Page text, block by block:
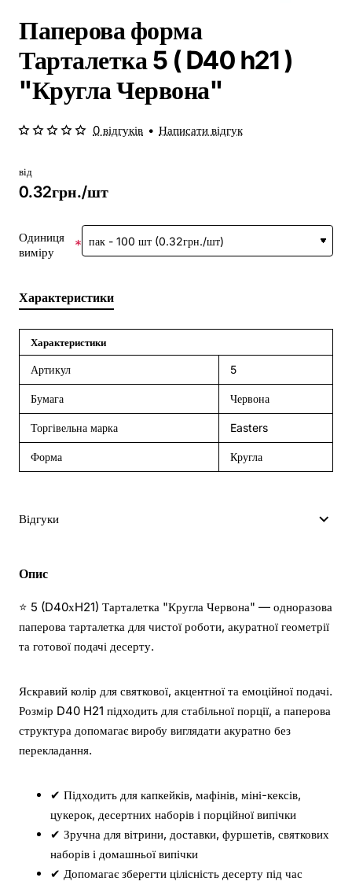
Паперова форма
Тарталетка 5 ( D40 h21 )
"Кругла Червона"
0 відгуків • Написати відгук
від
0.32грн./шт
Одиниця
виміру
Характеристики
Характеристики
Артикул 5
Бумага Червона
Торгівельна марка Easters
Форма Кругла
Відгуки
Опис
⭐ 5 (D40хH21) Тарталетка "Кругла Червона" — одноразова
паперова тарталетка для чистої роботи, акуратної геометрії
та готової подачі десерту.
Яскравий колір для святкової, акцентної та емоційної подачі.
Розмір D40 H21 підходить для стабільної порції, а паперова
структура допомагає виробу виглядати акуратно без
перекладання.
✔ Підходить для капкейків, мафінів, міні-кексів,
цукерок, десертних наборів і порційної випічки
✔ Зручна для вітрини, доставки, фуршетів, святкових
наборів і домашньої випічки
✔ Допомагає зберегти цілісність десерту під час